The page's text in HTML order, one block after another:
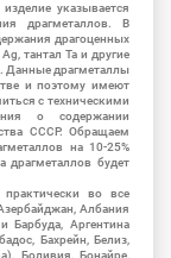
указывается
драгметаллов. В
драгоценных
тантал Ta и другие
Данные драгметаллы
и поэтому имеют
с техническими
о содержании
СССР. Обращаем
на 10-25%
драгметаллов будет
во все
Албания
Барбуда, Аргентина
Бахрейн, Белиз,